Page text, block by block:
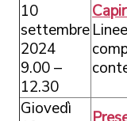
10
settembre
2024
9.00 –
12.30
Giovedì